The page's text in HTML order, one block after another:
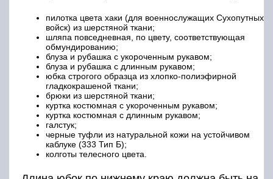
пилотка цвета хаки (для военнослужащих Сухопутных
войск) из шерстяной ткани;
шляпа повседневная, по цвету, соответствующая
обмундированию;
блуза и рубашка с укороченным рукавом;
блуза и рубашка с длинным рукавом;
юбка строгого образца из хлопко-полиэфирной
гладкокрашеной ткани;
брюки из шерстяной ткани;
куртка костюмная с укороченным рукавом;
куртка костюмная с длинным рукавом;
галстук;
черные туфли из натуральной кожи на устойчивом
каблуке (333 Тип Б);
колготы телесного цвета.